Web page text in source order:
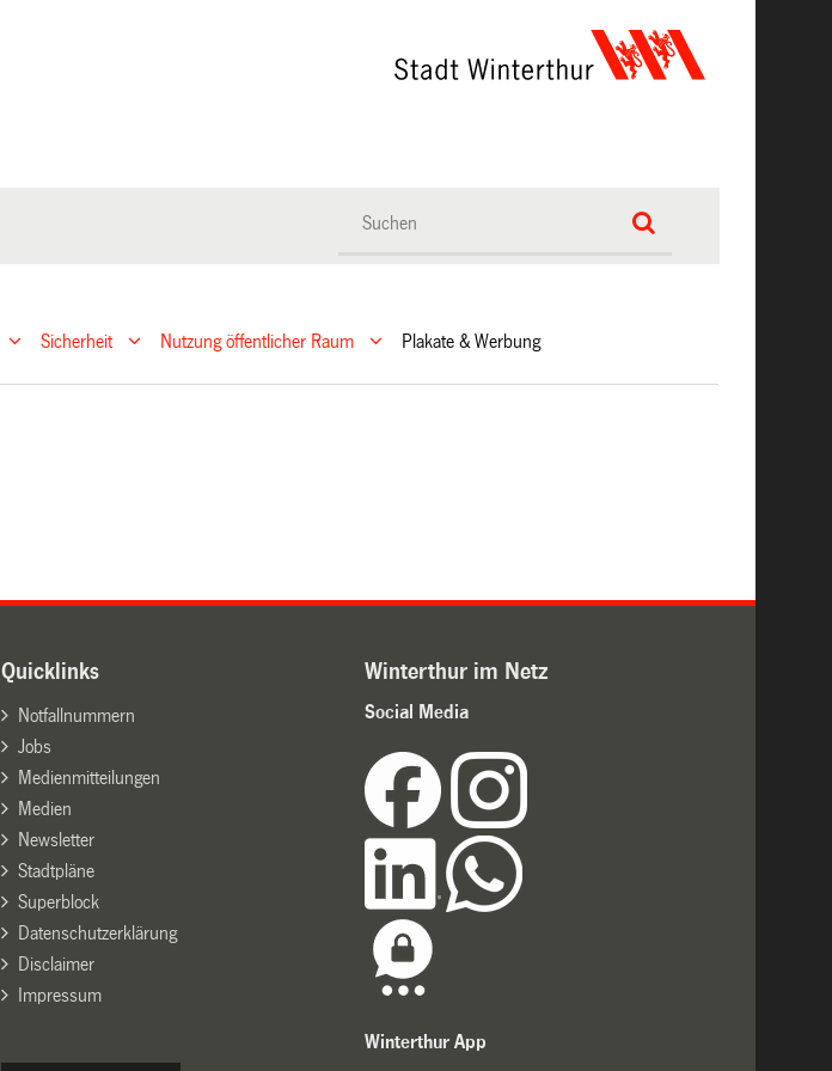
Sicherheit Nutzung öffentlicher Raum Plakate & Werbung
Quicklinks
Notfallnummern
Jobs
Medienmitteilungen
Medien
Newsletter
Stadtpläne
Superblock
Datenschutzerklärung
Disclaimer
Impressum
Winterthur im Netz
Social Media
Winterthur App